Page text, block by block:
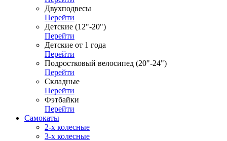
Двухподвесы
Перейти
Детские (12"-20")
Перейти
Детские от 1 года
Перейти
Подростковый велосипед (20"-24")
Перейти
Складные
Перейти
Фэтбайки
Перейти
Самокаты
2-х колесные
3-х колесные